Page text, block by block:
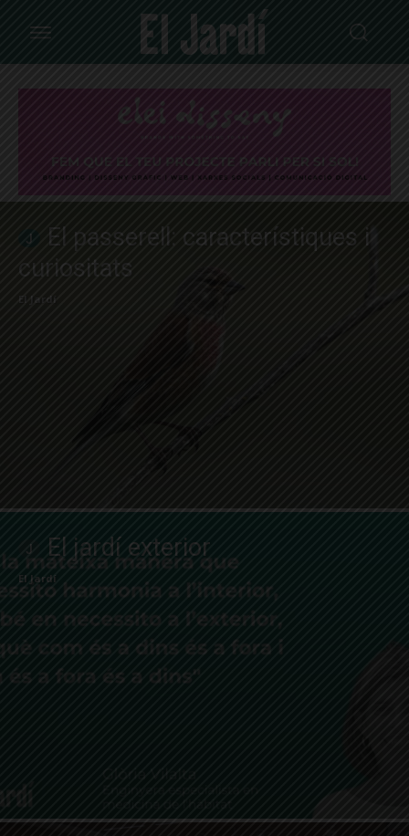
El passerell: característiques i
curiositats
El Jardí
El jardí exterior
El Jardí